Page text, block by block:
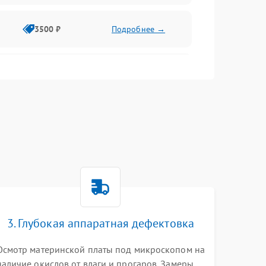
3500 ₽ Подробнее →
3000 ₽ Подробнее →
3. Глубокая аппаратная дефектовка
материнской платы под микроскопом на
окислов от влаги и прогаров. Замеры